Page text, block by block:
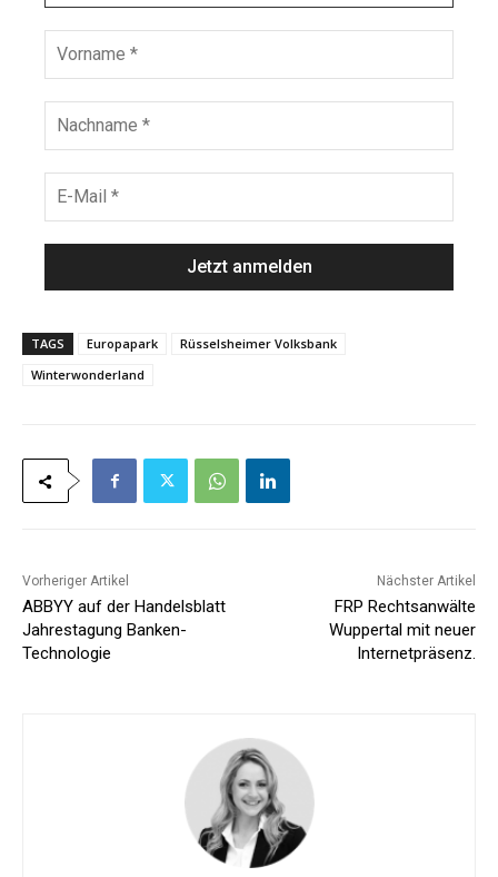
r
e
e
r
n
m
c
h
a
M
a
l
TAGS Europapark
Rüsselsheimer Volksbank
Winterwonderland
Vorheriger Artikel
ABBYY auf der Handelsblatt
Jahrestagung Banken-
Technologie
Nächster Artikel
FRP Rechtsanwälte
Wuppertal mit neuer
Internetpräsenz.